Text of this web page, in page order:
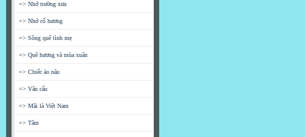
=> Nhớ trường xưa
=> Nhớ cố hương
=> Sông quê tình mẹ
=> Quê hương và mùa xuân
=> Chiếc áo nâu
=> Vân cẩu
=> Mãi là Việt Nam
=> Tâm